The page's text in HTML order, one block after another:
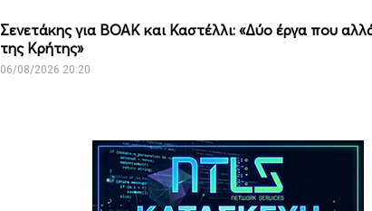
Σενετάκης για ΒΟΑΚ και Καστέλλι: «Δύο έργα που
της Κρήτης»
06/08/2026 20:20